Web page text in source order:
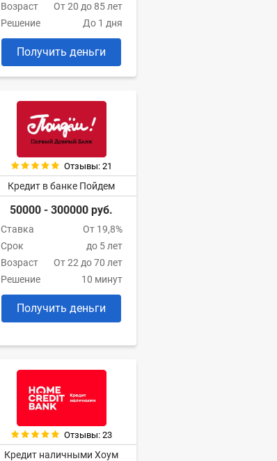
Возраст
От 20 до 85 лет
Решение
До 1 дня
Получить деньги
Отзывы: 21
Кредит в банке Пойдем
50000 - 300000 руб.
Ставка
От 19,8%
Срок
до 5 лет
Возраст
От 22 до 70 лет
Решение
10 минут
Получить деньги
Отзывы: 23
Кредит наличными Хоум